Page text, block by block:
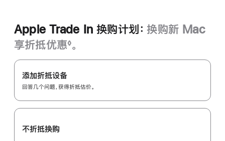
Apple Trade In 换购计划： 换购新 Mac
享折抵优惠
注
◊。
Apple
Trade
换
购
划：
添加折抵设备
回答几个问题，获得折抵估价。
不折抵换购